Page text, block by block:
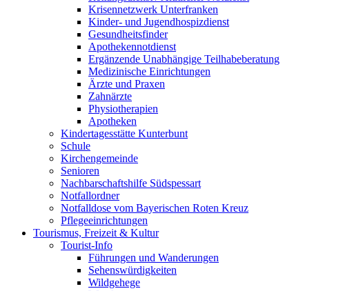
Krisennetzwerk Unterfranken
Kinder- und Jugendhospizdienst
Gesundheitsfinder
Apothekennotdienst
Ergänzende Unabhängige Teilhabeberatung
Medizinische Einrichtungen
Ärzte und Praxen
Zahnärzte
Physiotherapien
Apotheken
Kindertagesstätte Kunterbunt
Schule
Kirchengemeinde
Senioren
Nachbarschaftshilfe Südspessart
Notfallordner
Notfalldose vom Bayerischen Roten Kreuz
Pflegeeinrichtungen
Tourismus, Freizeit & Kultur
Tourist-Info
Führungen und Wanderungen
Sehenswürdigkeiten
Wildgehege